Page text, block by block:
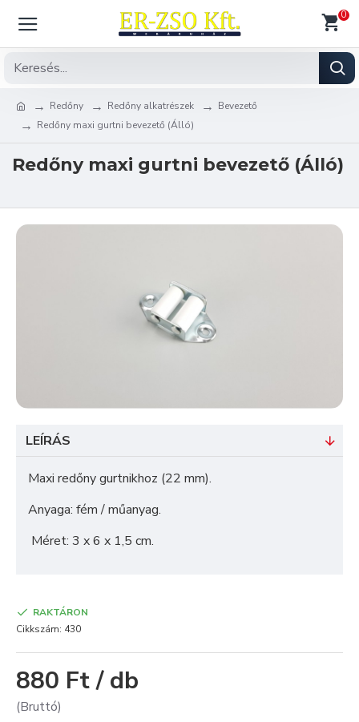
0
Redőny Redőny alkatrészek
Bevezető
Redőny maxi gurtni bevezető (Álló)
Redőny maxi gurtni bevezető (Álló)
LEÍRÁS
Maxi redőny gurtnikhoz (22 mm).
Anyaga: fém / műanyag.
Méret: 3 x 6 x 1,5 cm.
880 Ft / db
(Bruttó)
RAKTÁRON
Cikkszám: 430